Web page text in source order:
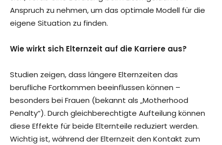
Anspruch zu nehmen, um das optimale Modell für die
eigene Situation zu finden.
Wie wirkt sich Elternzeit auf die Karriere aus?
Studien zeigen, dass längere Elternzeiten das
berufliche Fortkommen beeinflussen können –
besonders bei Frauen (bekannt als „Motherhood
Penalty“). Durch gleichberechtigte Aufteilung können
diese Effekte für beide Elternteile reduziert werden.
Wichtig ist, während der Elternzeit den Kontakt zum